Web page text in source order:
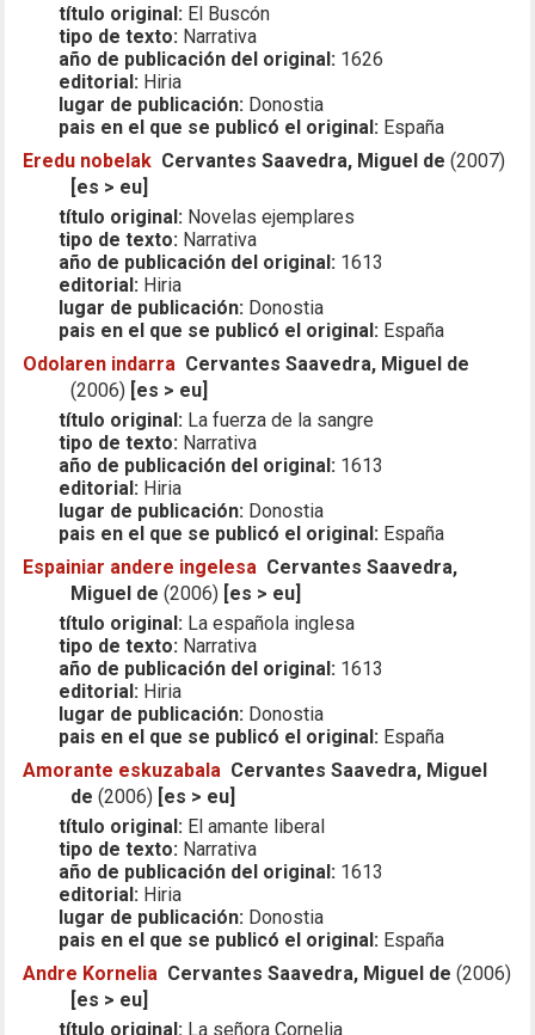
título original: El Buscón
tipo de texto: Narrativa
año de publicación del original: 1626
editorial: Hiria
lugar de publicación: Donostia
pais en el que se publicó el original: España
Eredu nobelak Cervantes Saavedra, Miguel de (2007)
[es > eu]
título original: Novelas ejemplares
tipo de texto: Narrativa
año de publicación del original: 1613
editorial: Hiria
lugar de publicación: Donostia
pais en el que se publicó el original: España
Odolaren indarra Cervantes Saavedra, Miguel de
(2006) [es > eu]
título original: La fuerza de la sangre
tipo de texto: Narrativa
año de publicación del original: 1613
editorial: Hiria
lugar de publicación: Donostia
pais en el que se publicó el original: España
Espainiar andere ingelesa Cervantes Saavedra,
Miguel de (2006) [es > eu]
título original: La española inglesa
tipo de texto: Narrativa
año de publicación del original: 1613
editorial: Hiria
lugar de publicación: Donostia
pais en el que se publicó el original: España
Amorante eskuzabala Cervantes Saavedra, Miguel
de (2006) [es > eu]
título original: El amante liberal
tipo de texto: Narrativa
año de publicación del original: 1613
editorial: Hiria
lugar de publicación: Donostia
pais en el que se publicó el original: España
Andre Kornelia Cervantes Saavedra, Miguel de (2006)
[es > eu]
título original: La señora Cornelia